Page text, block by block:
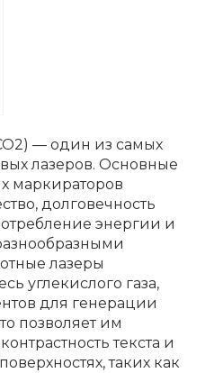
— один из самых
лазеров. Основные
маркираторов
долговечность
энергии и
лазеры
углекислого газа,
для генерации
позволяет им
текста и
таких как